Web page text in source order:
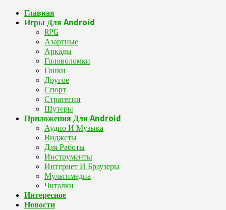
Главная
Игры Для Android
RPG
Азартные
Аркады
Головоломки
Гонки
Другое
Спорт
Стратегии
Шутеры
Приложения Для Android
Аудио И Музыка
Виджеты
Для Работы
Инструменты
Интернет И Браузеры
Мультимедиа
Читалки
Интересное
Новости